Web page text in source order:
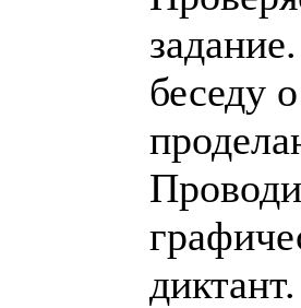
беседу о
диктант.